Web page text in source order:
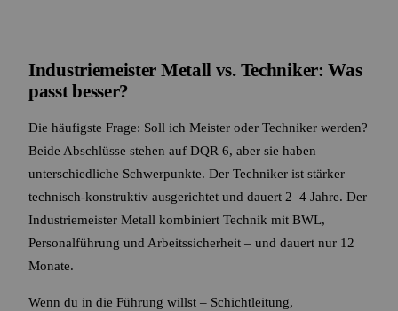
Industriemeister Metall vs. Techniker: Was
passt besser?
Die häufigste Frage: Soll ich Meister oder Techniker werden?
Beide Abschlüsse stehen auf DQR 6, aber sie haben
unterschiedliche Schwerpunkte. Der Techniker ist stärker
technisch-konstruktiv ausgerichtet und dauert 2–4 Jahre. Der
Industriemeister Metall kombiniert Technik mit BWL,
Personalführung und Arbeitssicherheit – und dauert nur 12
Monate.
Wenn du in die Führung willst – Schichtleitung,